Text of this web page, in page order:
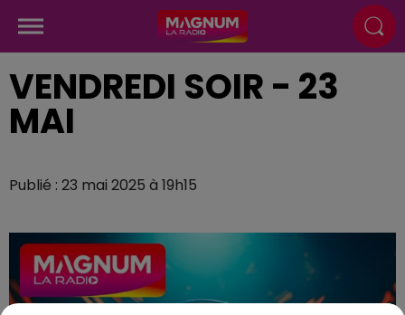
VENDREDI SOIR - 23
MAI
Publié : 23 mai 2025 à 19h15